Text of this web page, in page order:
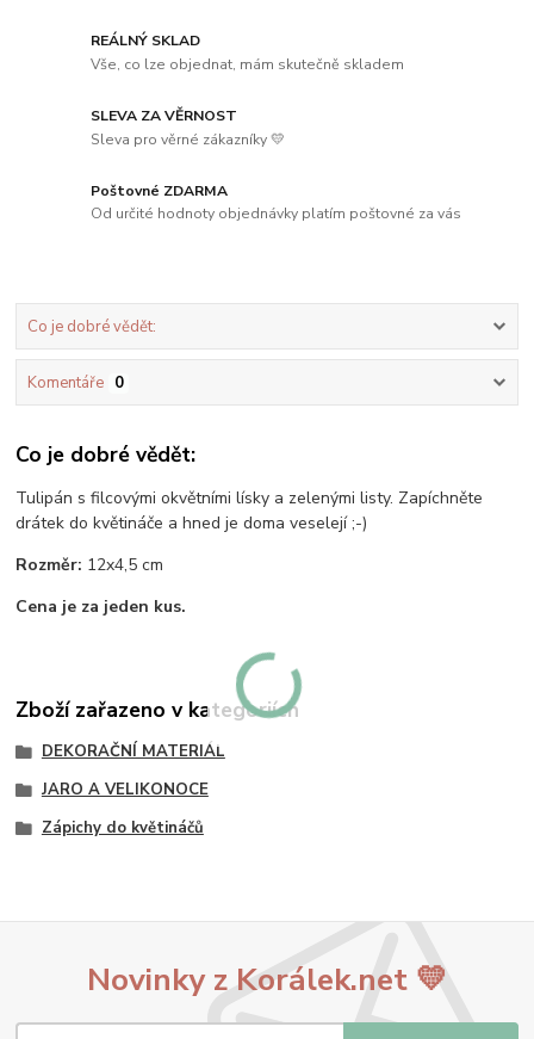
REÁLNÝ SKLAD
Vše, co lze objednat, mám skutečně skladem
SLEVA ZA VĚRNOST
Sleva pro věrné zákazníky 💛
Poštovné ZDARMA
Od určité hodnoty objednávky platím poštovné za vás
Co je dobré vědět:
Komentáře 0
Co je dobré vědět:
Tulipán s filcovými okvětními lísky a zelenými listy. Zapíchněte
drátek do květináče a hned je doma veselejí ;-)
Rozměr: 12x4,5 cm
Cena je za jeden kus.
Zboží zařazeno v kategoriích
DEKORAČNÍ MATERIÁL
JARO A VELIKONOCE
Zápichy do květináčů
Novinky z Korálek.net 💛